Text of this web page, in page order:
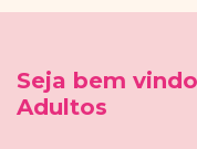
Seja bem
Adultos